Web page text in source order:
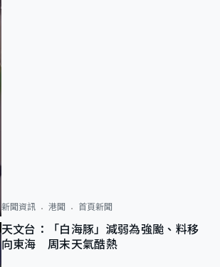
新聞資訊 港聞 首頁新聞
天文台：「白海豚」減弱為強颱、料移
向東海 周末天氣酷熱